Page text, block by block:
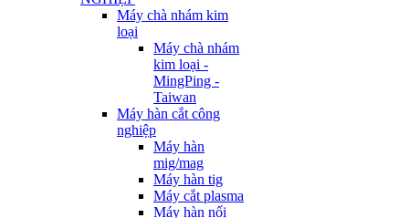
Máy chà nhám kim
loại
Máy chà nhám
kim loại -
MingPing -
Taiwan
Máy hàn cắt công
nghiệp
Máy hàn
mig/mag
Máy hàn tig
Máy cắt plasma
Máy hàn nối